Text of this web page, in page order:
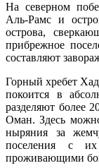
На северном
Аль-Рамс и
острова,
прибрежное
составляют
Горный хребет
покоится в
разделяют более
Оман. Здесь
ныряния за
поселения с
проживающими